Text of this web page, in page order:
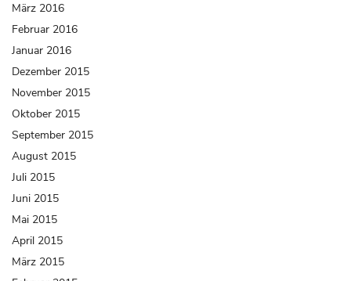
März 2016
Februar 2016
Januar 2016
Dezember 2015
November 2015
Oktober 2015
September 2015
August 2015
Juli 2015
Juni 2015
Mai 2015
April 2015
März 2015